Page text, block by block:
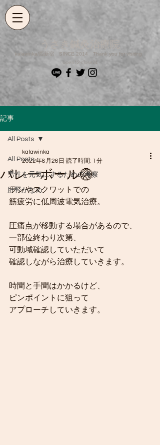
うさき鍼灸治療院
kalawinka/西新宿 SINCE 2014​ Thank you for visiting
open12-close24
記事
All Posts
男性を元気にするための考察
肝腎かなめ
All Posts
バレーボール🏐
kalawinka
2022年8月26日 読了時間: 1分
ランやスクワットでの
筋疲労に低周波電気治療。
圧痛点が移動する場合があるので、
一部位終わり次第、
可動域確認していただいて
確認しながら治療していきます。
時間と手間はかかるけど、
ピンポイントに狙って
アプローチしていきます。